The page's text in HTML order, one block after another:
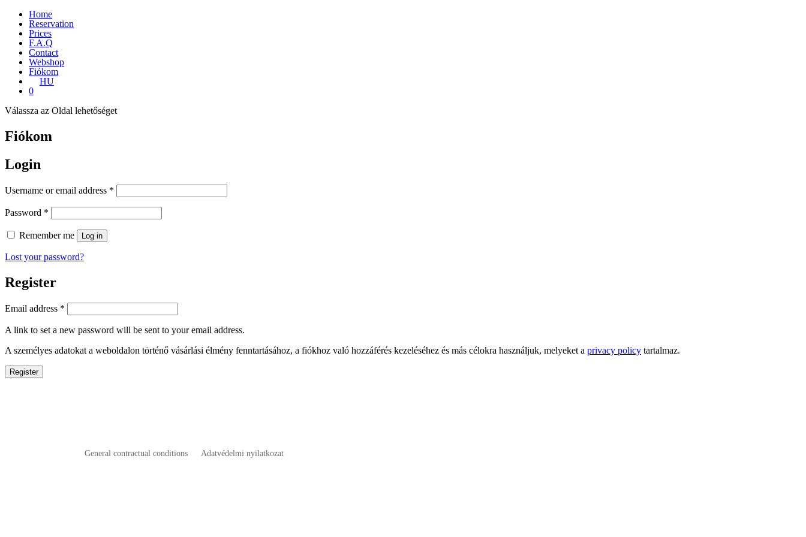
Home
Reservation
Prices
F.A.Q
Contact
Webshop
Fiókom
HU
0
Válassza az Oldal lehetőséget
Fiókom
Login
Username or email address *
Password *
Remember me Log in
Lost your password?
Register
Email address *
A link to set a new password will be sent to your email address.
A személyes adatokat a weboldalon történő vásárlási élmény fenntartásához, a fiókhoz való hozzáférés kezeléséhez és más célokra használjuk, melyeket a privacy policy tartalmaz.
Register
General contractual conditions Adatvédelmi nyilatkozat